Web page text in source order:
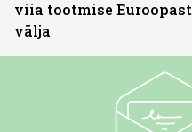
viia tootmise Euroopast
välja